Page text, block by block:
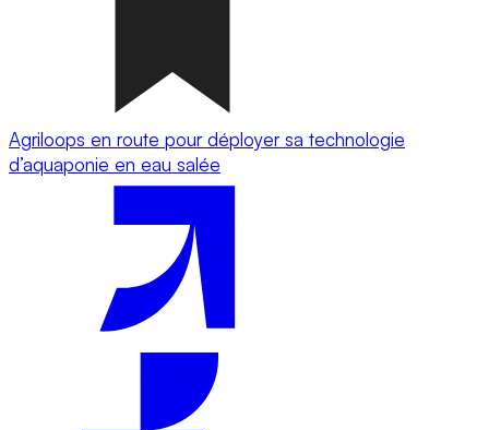
Agriloops en route pour déployer sa technologie
d’aquaponie en eau salée